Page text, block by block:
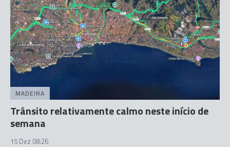
MADEIRA
Trânsito relativamente calmo neste início de
semana
15 Dez 08:26